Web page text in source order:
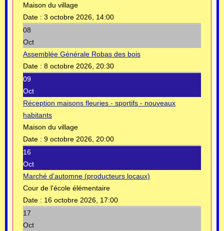
Maison du village
Date : 3 octobre 2026, 14:00
08
Oct
Assemblée Générale Robas des bois
Date : 8 octobre 2026, 20:30
09
Oct
Réception maisons fleuries - sportifs - nouveaux
habitants
Maison du village
Date : 9 octobre 2026, 20:00
16
Oct
Marché d'automne (producteurs locaux)
Cour de l'école élémentaire
Date : 16 octobre 2026, 17:00
17
Oct